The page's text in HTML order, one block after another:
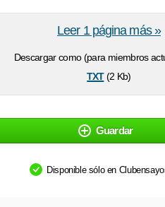
Descargar como (para miembros
txt(2 Kb)
Leer 1 página más »
Guardar
Disponible sólo en